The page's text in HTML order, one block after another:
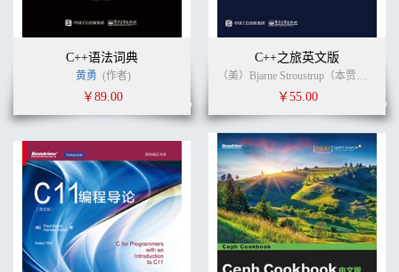
C++语法词典
黄勇 (作者)
￥89.00
C++之旅英文版
（美）Bjarne Stroustrup（本贾尼·斯特劳斯特卢普） (作者) (译者)
￥55.00